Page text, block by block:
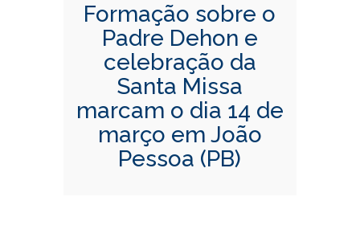
Formação sobre o
Padre Dehon e
celebração da
Santa Missa
marcam o dia 14 de
março em João
Pessoa (PB)